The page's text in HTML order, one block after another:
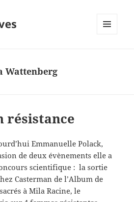
Wattenberg
résistance
Emmanuelle Polack,
de deux évènements elle a
scientifique : la sortie
Casterman de l’Album de
à Mila Racine, le